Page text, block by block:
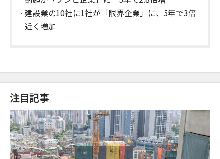
建設業の10社に1社が「限界企業」に、5年で3倍
近く増加
注目記事